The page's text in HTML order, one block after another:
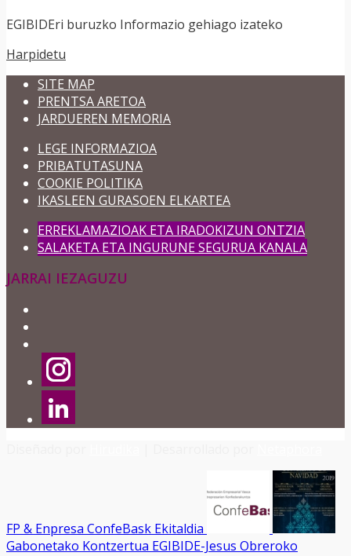
EGIBIDEri buruzko Informazio gehiago izateko
Harpidetu
SITE MAP
PRENTSA ARETOA
JARDUEREN MEMORIA
LEGE INFORMAZIOA
PRIBATUTASUNA
COOKIE POLITIKA
IKASLEEN GURASOEN ELKARTEA
ERREKLAMAZIOAK ETA IRADOKIZUN ONTZIA
SALAKETA ETA INGURUNE SEGURUA KANALA
JARRAI IEZAGUZU
FP & Enpresa ConfeBask Ekitaldia
Gabonetako Kontzertua EGIBIDE-Jesus Obreroko